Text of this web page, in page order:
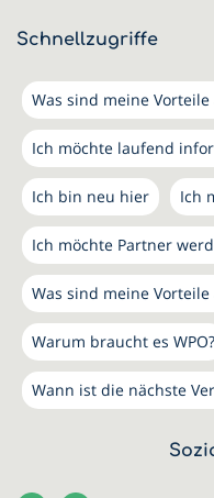
Schnellzugriffe
Was sind meine
Ich möchte laufend
Ich bin neu hier Ich
Ich möchte Partner
Was sind meine Vorteile
Warum braucht es WPO?
Wann ist die nächste